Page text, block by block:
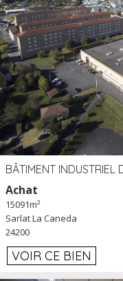
Achat
15091m²
Sarlat La Caneda
24200
VOIR CE BIEN